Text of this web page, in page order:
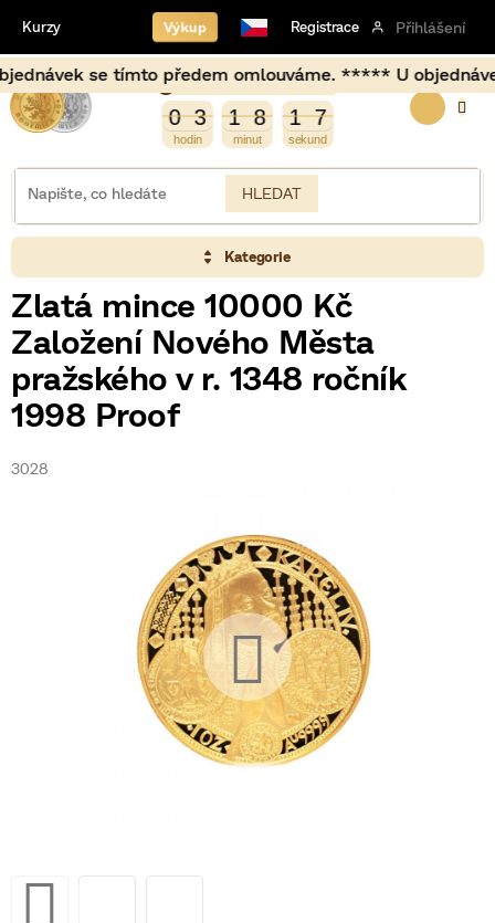
obsah
předem omlouváme. ***** U objednávek
Výkup Registrace Přihlášení
Kurzy
0
0 3
3 1
1 8
8 1
1
1
1 6
7
6
8
7
HLEDAT
Kategorie
Zlatá mince 10000 Kč
Založení Nového Města
pražského v r. 1348 ročník
1998 Proof
3028